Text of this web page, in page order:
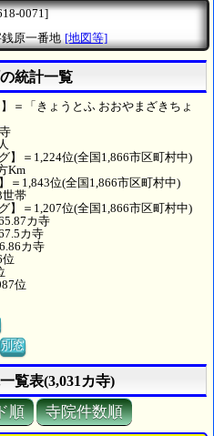
0071]
原一番地 [地図等]
統計一覧
＝「きょうとふ おおやまざきちょ
】＝1,224位(全国1,866市区町村中)
Km
＝1,843位(全国1,866市区町村中)
世帯
】＝1,207位(全国1,866市区町村中)
カ寺
カ寺
カ寺
位
位
別窓
覧表(3,031カ寺)
順 寺院件数順